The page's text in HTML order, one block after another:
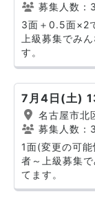
募集人数：
3面＋0.5面×2
上級募集でみ
す。
7月4日(土)
名古屋市北
募集人数：
1面(変更の可
者～上級募集
てます。